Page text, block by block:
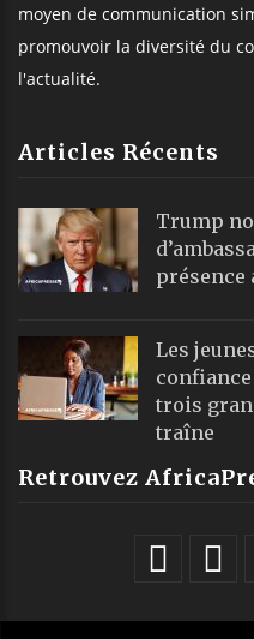
moyen de communication
promouvoir la diversité du
l'actualité.
Articles Récents
Trump
présence
Les
trois
traîne
Retrouvez